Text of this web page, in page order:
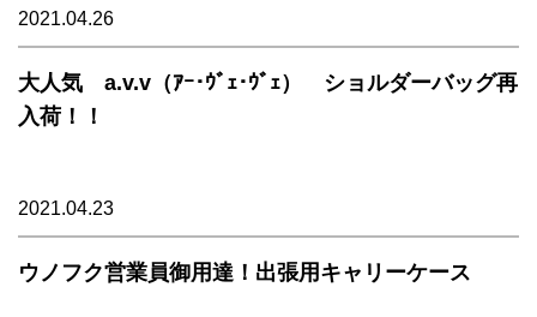
2021.04.26
大人気 a.v.v（ｱｰ･ｳﾞｪ･ｳﾞｪ） ショルダーバッグ再
入荷！！
2021.04.23
ウノフク営業員御用達！出張用キャリーケース